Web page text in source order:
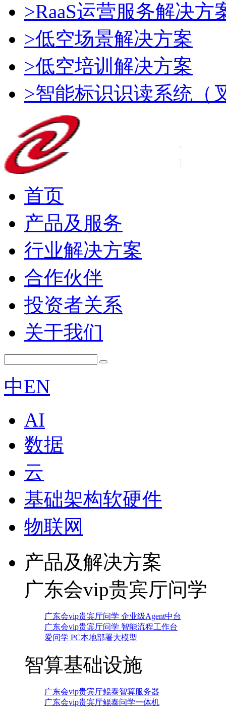
>RaaS运营服务解决方
>低空场景解决方案
>低空培训解决方案
>智能标识识读系统（
首页
产品及服务
行业解决方案
合作伙伴
投资者关系
关于我们
中EN
AI
数据
云
基础架构软硬件
物联网
产品及解决方案
广东会vip贵宾厅问学
广东会vip贵宾厅问学 企业级Agent中台
广东会vip贵宾厅问学 智能流程工作台
爱问学 PC本地部署大模型
智算基础设施
广东会vip贵宾厅鲲泰智算服务器
广东会vip贵宾厅鲲泰问学一体机